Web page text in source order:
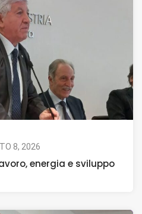
8, 2026
energia e sviluppo